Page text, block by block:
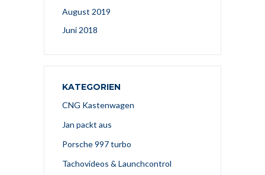
August 2019
Juni 2018
KATEGORIEN
CNG Kastenwagen
Jan packt aus
Porsche 997 turbo
Tachovideos & Launchcontrol